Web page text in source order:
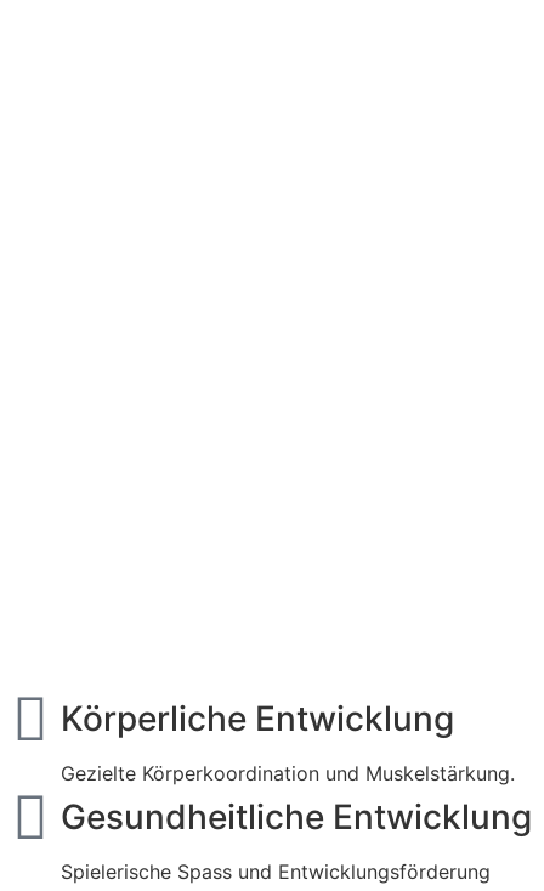
Körperliche Entwicklung
Gezielte Körperkoordination und Muskelstärkung.
Gesundheitliche Entwicklung
Spielerische Spass und Entwicklungsförderung